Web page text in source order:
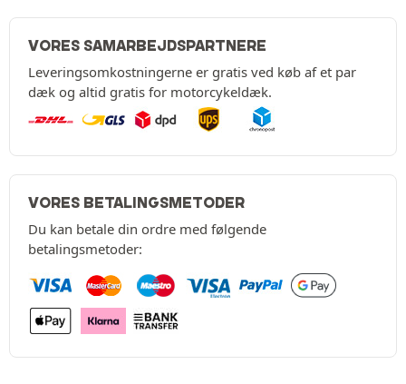
VORES SAMARBEJDSPARTNERE
Leveringsomkostningerne er gratis ved køb af et par
dæk og altid gratis for motorcykeldæk.
VORES BETALINGSMETODER
Du kan betale din ordre med følgende
betalingsmetoder: